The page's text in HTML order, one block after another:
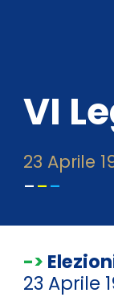
VI
23 Aprile
---
->
23 Aprile